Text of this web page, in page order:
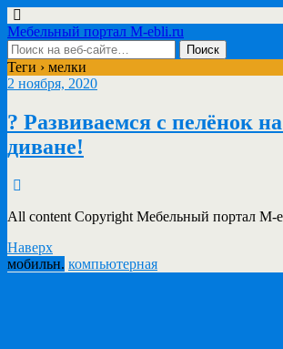
Мебельный портал M-ebli.ru
Теги › мелки
2 ноября, 2020
? Развиваемся с пелёнок
диване!
All content Copyright Мебельный портал M-
Наверх
мобильн. компьютерная